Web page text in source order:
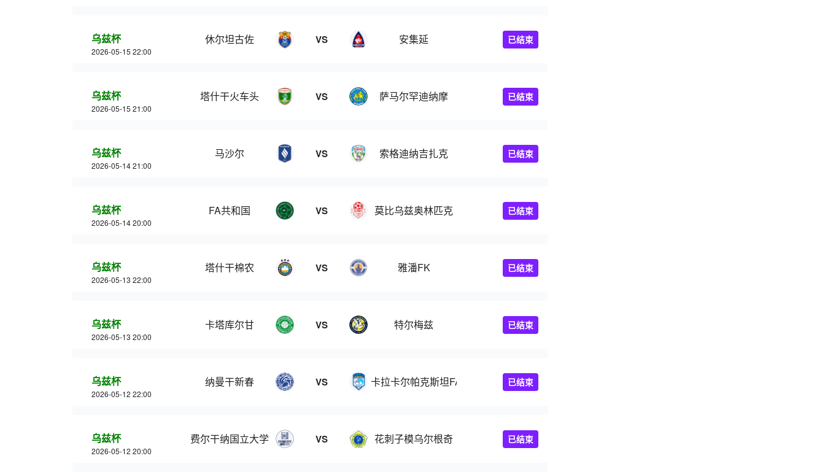
乌兹杯
2026-05-15 22:00
休尔坦古佐 VS 安集延 已结束
乌兹杯
2026-05-15 21:00
塔什干火车头 VS 萨马尔罕迪纳摩 已结束
乌兹杯
2026-05-14 21:00
马沙尔 VS 索格迪纳吉扎克 已结束
乌兹杯
2026-05-14 20:00
FA共和国 VS 莫比乌兹奥林匹克 已结束
乌兹杯
2026-05-13 22:00
塔什干棉农 VS 雅潘FK 已结束
乌兹杯
2026-05-13 20:00
卡塔库尔甘 VS 特尔梅兹 已结束
乌兹杯
2026-05-12 22:00
纳曼干新春 VS 卡拉卡尔帕克斯坦FA 已结束
乌兹杯
2026-05-12 20:00
费尔干纳国立大学 VS 花刺子模乌尔根奇 已结束